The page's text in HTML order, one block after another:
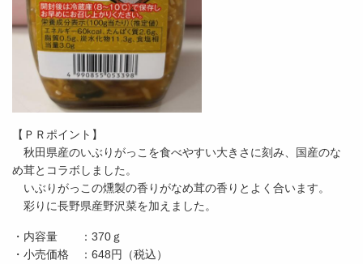
【ＰＲポイント】
秋田県産のいぶりがっこを食べやすい大きさに刻み、国産のな
め茸とコラボしました。
いぶりがっこの燻製の香りがなめ茸の香りとよく合います。
彩りに長野県産野沢菜を加えました。
・内容量 ：370ｇ
・小売価格 ：648円（税込）